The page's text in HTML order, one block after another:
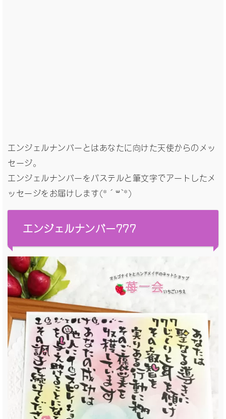
エンジェルナンバーとはあなたに向けた天使からのメッ
セージ。
エンジェルナンバーをパステルと筆文字でアートしたメ
ッセージをお届けします(*´꒳`*)
エンジェルナンバー777